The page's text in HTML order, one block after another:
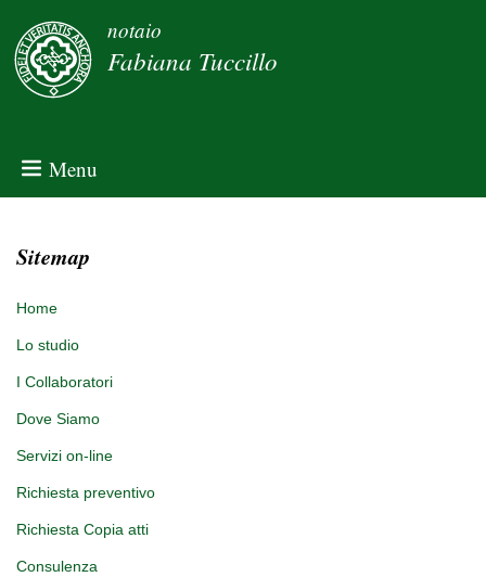
notaio
Fabiana Tuccillo
Menu
Sitemap
Home
Lo studio
I Collaboratori
Dove Siamo
Servizi on-line
Richiesta preventivo
Richiesta Copia atti
Consulenza